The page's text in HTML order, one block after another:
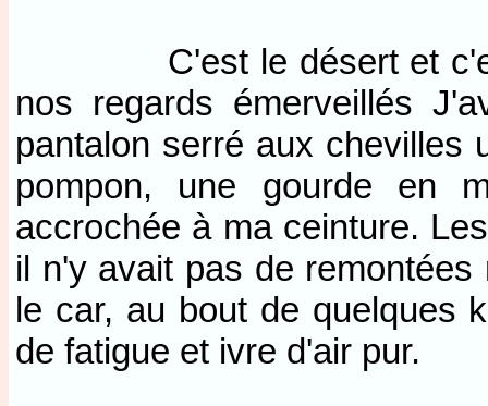
C'est le désert et c'est
nos regards émerveillés
pantalon serré aux chevilles
pompon, une gourde en
accrochée à ma ceinture.
il n'y avait pas de
le car, au bout de quelques
de fatigue et ivre d'air pur.